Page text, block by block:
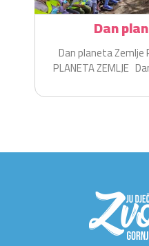
Dan
Dan planeta Zemlje PČELICE OBILJEŽILE DAN
PLANETA ZEMLJE Danas smo u skupini Pčelice